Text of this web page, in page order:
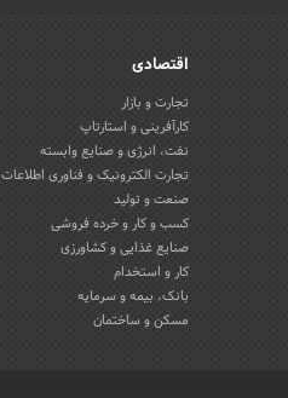
اقتصادی
تجارت و بازار
کارآفرینی و استارتاپ
نفت، انرژی و صنایع وابسته
تجارت الکترونیک و فناوری اطلاعات
صنعت و تولید
کسب و کار و خرده فروشی
صنایع غذایی و کشاورزی
کار و استخدام
بانک، بیمه و سرمایه
مسکن و ساختمان